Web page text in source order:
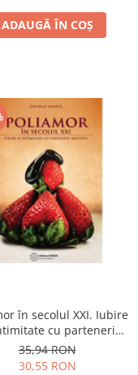
ADAUGĂ ÎN COȘ
în secolul XXI. Iubire
cu parteneri
multipli
35,94 RON
30,55 RON